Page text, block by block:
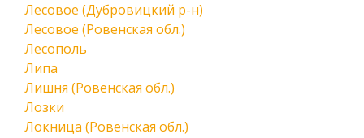
Лесовое (Дубровицкий р-н)
Лесовое (Ровенская обл.)
Лесополь
Липа
Лишня (Ровенская обл.)
Лозки
Локница (Ровенская обл.)